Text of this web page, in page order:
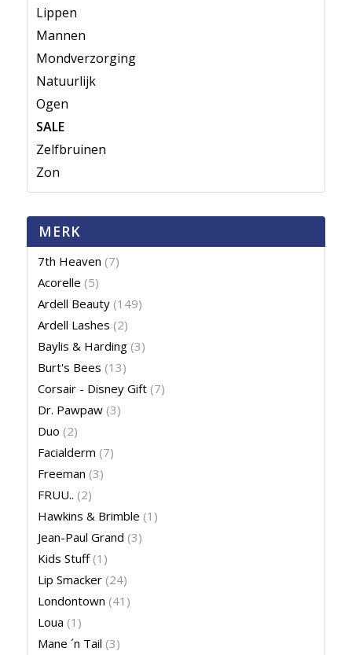
Lippen
Mannen
Mondverzorging
Natuurlijk
Ogen
SALE
Zelfbruinen
Zon
MERK
7th Heaven (7)
Acorelle (5)
Ardell Beauty (149)
Ardell Lashes (2)
Baylis & Harding (3)
Burt's Bees (13)
Corsair - Disney Gift (7)
Dr. Pawpaw (3)
Duo (2)
Facialderm (7)
Freeman (3)
FRUU.. (2)
Hawkins & Brimble (1)
Jean-Paul Grand (3)
Kids Stuff (1)
Lip Smacker (24)
Londontown (41)
Loua (1)
Mane ´n Tail (3)